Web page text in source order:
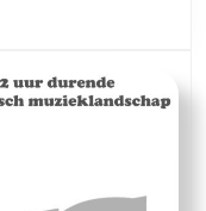
28
december